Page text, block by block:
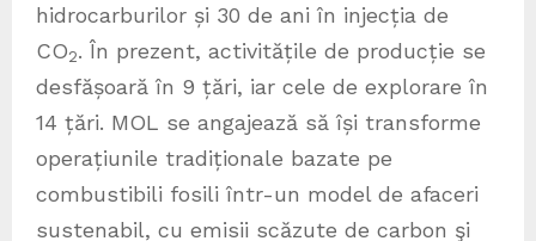
hidrocarburilor și 30 de ani în injecția de
CO2. În prezent, activitățile de producție se
desfășoară în 9 țări, iar cele de explorare în
14 țări. MOL se angajează să își transforme
operațiunile tradiționale bazate pe
combustibili fosili într-un model de afaceri
sustenabil, cu emisii scăzute de carbon şi